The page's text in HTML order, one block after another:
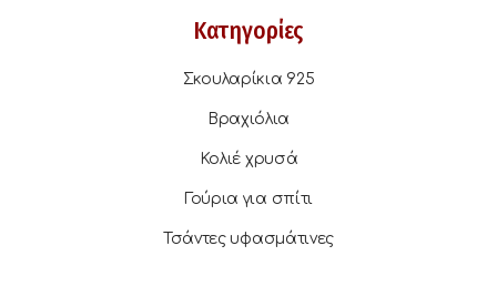
Κατηγορίες
Σκουλαρίκια 925
Βραχιόλια
Κολιέ χρυσά
Γούρια για σπίτι
Τσάντες υφασμάτινες